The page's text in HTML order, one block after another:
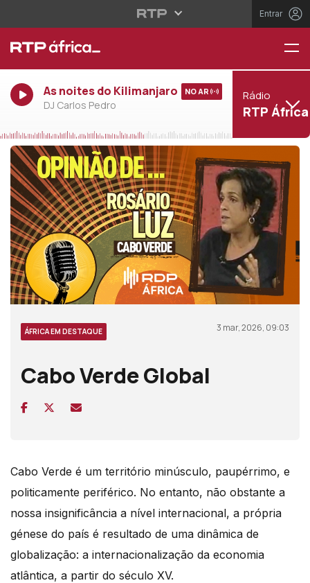
Entrar
As noites do Kilimanjaro
DJ Carlos Pedro
NO AR Rádio
RTP África
ÁFRICA EM DESTAQUE 3 mar, 2026, 09:03
Cabo Verde Global
Cabo Verde é um território minúsculo, paupérrimo, e
politicamente periférico. No entanto, não obstante a
nossa insignificância a nível internacional, a própria
génese do país é resultado de uma dinâmica de
globalização: a internacionalização da economia
atlântica, a partir do século XV.